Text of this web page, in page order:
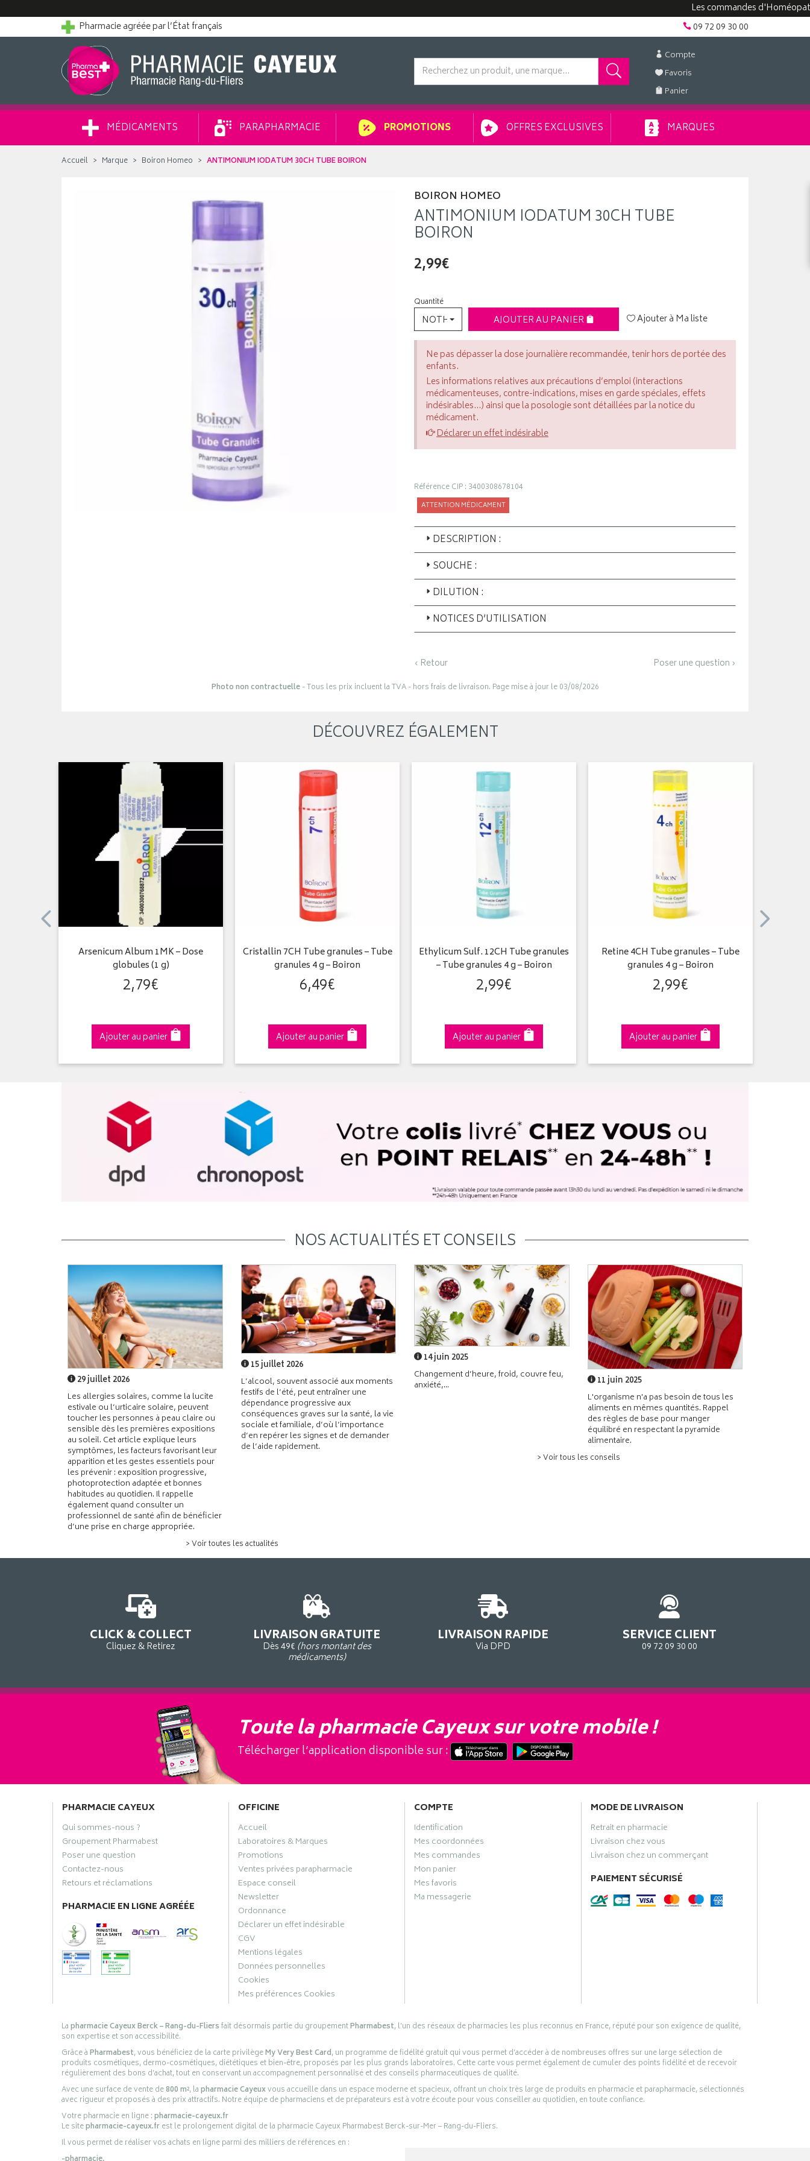
Les commandes d'Homéopathie
Pharmacie agréée par l’État français
09 72 09 30 00
Compte
Favoris
Panier
MÉDICAMENTS PARAPHARMACIE PROMOTIONS OFFRES EXCLUSIVES MARQUES
Accueil Marque Boiron Homeo ANTIMONIUM IODATUM 30CH TUBE BOIRON
BOIRON HOMEO
ANTIMONIUM IODATUM 30CH TUBE
BOIRON
2,99€
Quantité
NOTHING SELECTEDAJOUTER AU PANIER Ajouter à Ma liste
Ne pas dépasser la dose journalière recommandée, tenir hors de portée des
enfants.
Les informations relatives aux précautions d’emploi (interactions
médicamenteuses, contre-indications, mises en garde spéciales, effets
indésirables...) ainsi que la posologie sont détaillées par la notice du
médicament.
Déclarer un effet indésirable
Référence CIP : 3400308678104
ATTENTION MÉDICAMENT
DESCRIPTION :
SOUCHE :
DILUTION :
NOTICES D’UTILISATION
‹ Retour Poser une question ›
Photo non contractuelle- Tous les prix incluent la TVA - hors frais de livraison. Page mise à jour le 03/08/2026
DÉCOUVREZ ÉGALEMENT
Arsenicum Album 1MK – Dose
globules (1 g)
2,79€
Ajouter au panier
Cristallin 7CH Tube granules – Tube
granules 4 g – Boiron
6,49€
Ajouter au panier
Ethylicum Sulf. 12CH Tube granules
– Tube granules 4 g – Boiron
2,99€
Ajouter au panier
Retine 4CH Tube granules – Tube
granules 4 g – Boiron
2,99€
Ajouter au panier
NOS ACTUALITÉS ET CONSEILS
29 juillet 2026
Les allergies solaires, comme la lucite
estivale ou l’urticaire solaire, peuvent
toucher les personnes à peau claire ou
sensible dès les premières expositions
au soleil. Cet article explique leurs
symptômes, les facteurs favorisant leur
apparition et les gestes essentiels pour
les prévenir : exposition progressive,
photoprotection adaptée et bonnes
habitudes au quotidien. Il rappelle
également quand consulter un
professionnel de santé afin de bénéficier
d’une prise en charge appropriée.
15 juillet 2026
L’alcool, souvent associé aux moments
festifs de l’été, peut entraîner une
dépendance progressive aux
conséquences graves sur la santé, la vie
sociale et familiale, d’où l’importance
d’en repérer les signes et de demander
de l’aide rapidement.
> Voir toutes les actualités
14 juin 2025
Changement d’heure, froid, couvre feu,
anxiété,...
11 juin 2025
L'organisme n'a pas besoin de tous les
aliments en mêmes quantités. Rappel
des règles de base pour manger
équilibré en respectant la pyramide
alimentaire.
> Voir tous les conseils
CLICK & COLLECT
Cliquez & Retirez
LIVRAISON GRATUITE
Dès 49€ (hors montant des
médicaments)
LIVRAISON RAPIDE
Via DPD
SERVICE CLIENT
09 72 09 30 00
Toute la pharmacie Cayeux sur votre mobile !
Télécharger l’application disponible sur :
PHARMACIE CAYEUX
Qui sommes-nous ?
Groupement Pharmabest
Poser une question
Contactez-nous
Retours et réclamations
PHARMACIE EN LIGNE AGRÉÉE
OFFICINE
Accueil
Laboratoires & Marques
Promotions
Ventes privées parapharmacie
Espace conseil
Newsletter
Ordonnance
Déclarer un effet indésirable
CGV
Mentions légales
Données personnelles
Cookies
Mes préférences Cookies
COMPTE
Identification
Mes coordonnées
Mes commandes
Mon panier
Mes favoris
Ma messagerie
MODE DE LIVRAISON
Retrait en pharmacie
Livraison chez vous
Livraison chez un commerçant
PAIEMENT SÉCURISÉ
Lapharmacie Cayeux Berck – Rang-du-Fliersfait désormais partie du groupementPharmabest, l’un des réseaux de pharmacies les plus reconnus en France, réputé pour son exigence de qualité,
son expertise et son accessibilité.
Grâce àPharmabest, vous bénéficiez de la carte privilègeMy Very Best Card, un programme de fidélité gratuit qui vous permet d’accéder à de nombreuses offres sur une large sélection de
produits cosmétiques, dermo-cosmétiques, diététiques et bien-être, proposés par les plus grands laboratoires. Cette carte vous permet également de cumuler des points fidélité et de recevoir
régulièrement des bons d’achat, tout en conservant un accompagnement personnalisé et des conseils pharmaceutiques de qualité.
Avec une surface de vente de800 m², lapharmacie Cayeuxvous accueille dans un espace moderne et spacieux, offrant un choix très large de produits en pharmacie et parapharmacie, sélectionnés
avec rigueur et proposés à des prix attractifs. Notre équipe de pharmaciens et de préparateurs est à votre écoute pour vous conseiller au quotidien, en toute confiance.
Votre pharmacie en ligne :pharmacie-cayeux.fr
Le sitepharmacie-cayeux.frest le prolongement digital de la pharmacie Cayeux Pharmabest Berck-sur-Mer – Rang-du-Fliers.
Il vous permet de réaliser vos achats en ligne parmi des milliers de références en :